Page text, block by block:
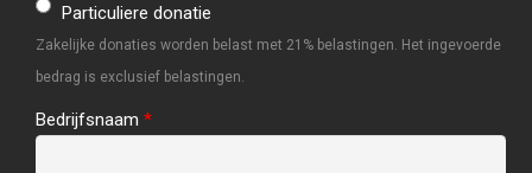
Particuliere donatie
Zakelijke donaties worden belast met 21% belastingen. Het ingevoerde
bedrag is exclusief belastingen.
Bedrijfsnaam *